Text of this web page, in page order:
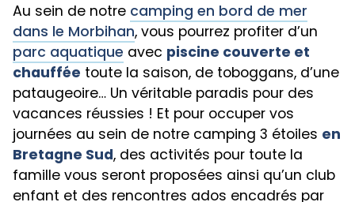
Au sein de notre camping en bord de mer
dans le Morbihan, vous pourrez profiter d’un
parc aquatique avec piscine couverte et
chauffée toute la saison, de toboggans, d’une
pataugeoire… Un véritable paradis pour des
vacances réussies ! Et pour occuper vos
journées au sein de notre camping 3 étoiles en
Bretagne Sud, des activités pour toute la
famille vous seront proposées ainsi qu’un club
enfant et des rencontres ados encadrés par